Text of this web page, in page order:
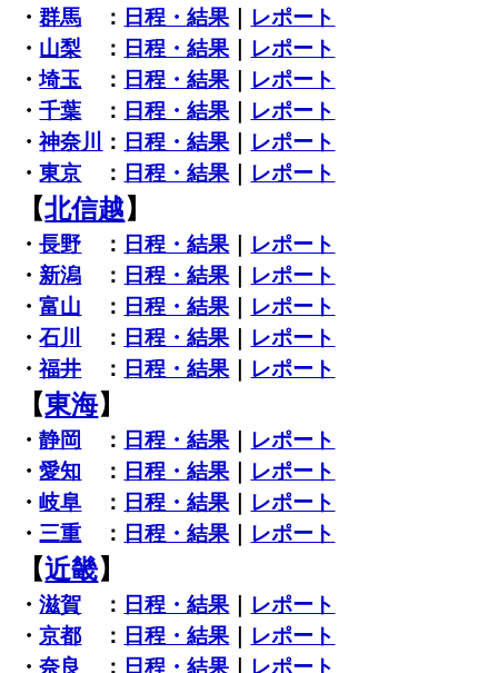
・群馬 ： 日程・結果｜ レポート
・ 山梨 ： 日程・結果｜ レポート
・埼玉 ： 日程・結果｜ レポート
・千葉 ： 日程・結果｜ レポート
・神奈川 ： 日程・結果｜ レポート
・東京 ： 日程・結果｜ レポート
【北信越】
・長野 ： 日程・結果｜ レポート
・新潟 ： 日程・結果｜ レポート
・富山 ： 日程・結果｜ レポート
・石川 ： 日程・結果｜ レポート
・福井 ： 日程・結果｜ レポート
【東海】
・静岡 ： 日程・結果｜ レポート
・愛知 ： 日程・結果｜ レポート
・岐阜 ： 日程・結果｜ レポート
・三重 ： 日程・結果｜ レポート
【近畿】
・滋賀 ： 日程・結果｜ レポート
・京都 ： 日程・結果｜ レポート
・奈良 ： 日程・結果 レポート